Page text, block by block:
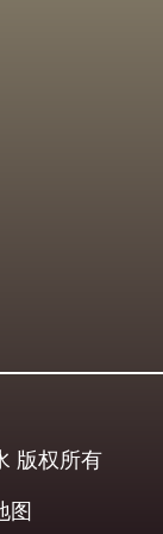
版权所有
图